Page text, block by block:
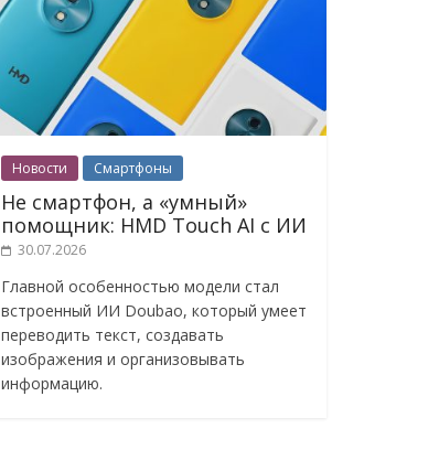
Новости Смартфоны
Не смартфон, а «умный»
помощник: HMD Touch AI с ИИ
30.07.2026
Главной особенностью модели стал
встроенный ИИ Doubao, который умеет
переводить текст, создавать
изображения и организовывать
информацию.